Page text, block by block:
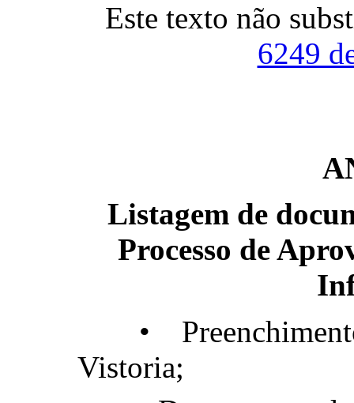
Este texto não
6249
Listagem de
Processo de
•
Vistoria;